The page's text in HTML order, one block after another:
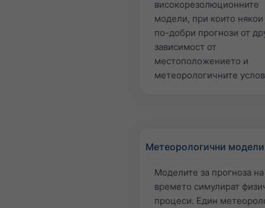
високорезолюционните
модели, при които някои
по-добри прогнози от
зависимост от
местоположението и
метеорологичните
Метеорологични модели
Моделите за прогноза на
времето симулират
процеси. Един